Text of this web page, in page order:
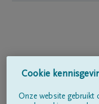
Cookie
Onze website gebruikt